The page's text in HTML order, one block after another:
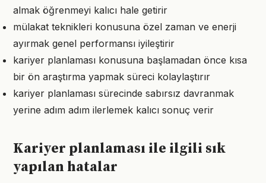
almak öğrenmeyi kalıcı hale getirir
mülakat teknikleri konusuna özel zaman ve enerji
ayırmak genel performansı iyileştirir
kariyer planlaması konusuna başlamadan önce kısa
bir ön araştırma yapmak süreci kolaylaştırır
kariyer planlaması sürecinde sabırsız davranmak
yerine adım adım ilerlemek kalıcı sonuç verir
Kariyer planlaması ile ilgili sık
yapılan hatalar